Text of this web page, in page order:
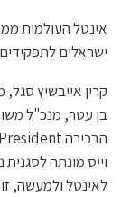
ישראלים
קרין אייבשיץ
בן עטר, מנכ"ל
לאינטל ולמעשה,